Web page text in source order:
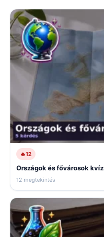
🔥12
Országok és fővárosok kvíz
12 megtekintés